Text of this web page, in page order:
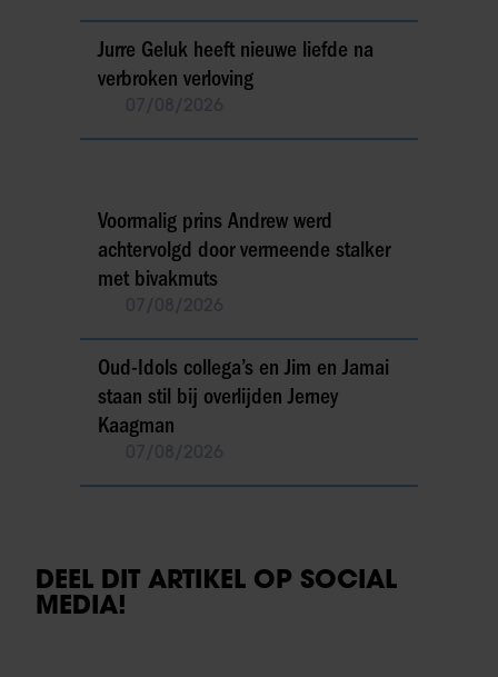
Jurre Geluk heeft nieuwe liefde na
verbroken verloving
Voormalig prins Andrew werd
achtervolgd door vermeende stalker
met bivakmuts
Oud-Idols collega’s en Jim en Jamai
staan stil bij overlijden Jerney
Kaagman
DEEL DIT ARTIKEL OP SOCIAL
MEDIA!